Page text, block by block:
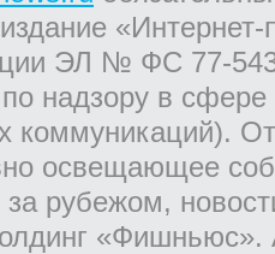
ЭЛ № ФС 77-
надзору в
коммуникаций).
освещающее
за рубежом,
«Фишньюс».